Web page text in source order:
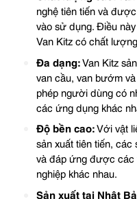
nghệ tiên tiến và
vào sử dụng. Điều
Van Kitz có chất
Đa dạng:Van Kitz
van cầu, van bướm
phép người dùng có
các ứng dụng khác
Độ bền cao:Với vật
sản xuất tiên tiến, các
và đáp ứng được các
nghiệp khác nhau.
Sản xuất tại Nhật